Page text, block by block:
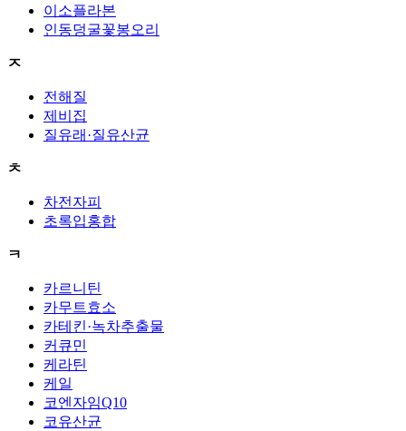
이소플라본
인동덩굴꽃봉오리
ㅈ
전해질
제비집
질유래·질유산균
ㅊ
차전자피
초록입홍합
ㅋ
카르니틴
카무트효소
카테킨·녹차추출물
커큐민
케라틴
케일
코엔자임Q10
코유산균